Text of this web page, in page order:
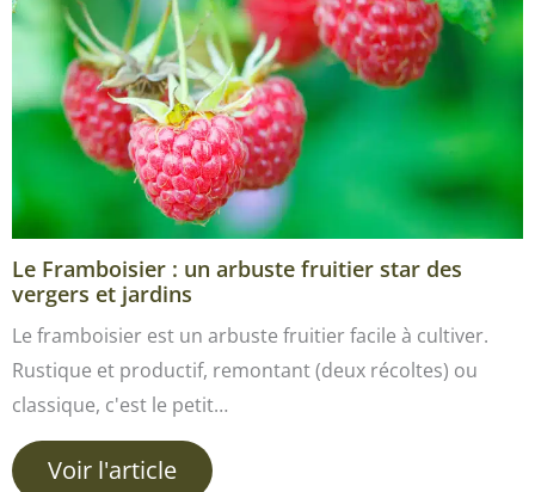
Le Framboisier : un arbuste fruitier star des
vergers et jardins
Le framboisier est un arbuste fruitier facile à cultiver.
Rustique et productif, remontant (deux récoltes) ou
classique, c'est le petit…
Voir l'article